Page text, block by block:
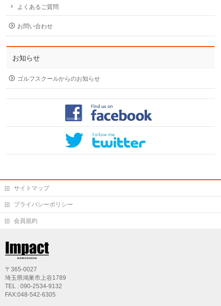
よくあるご質問
お問い合わせ
お知らせ
ゴルフスクールからのお知らせ
サイトマップ
プライバシーポリシー
会員規約
〒365-0027
埼玉県鴻巣市上谷1789
TEL : 090-2534-9132
FAX:048-542-6305